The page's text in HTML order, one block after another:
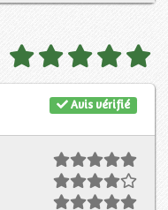
Avis vérifié